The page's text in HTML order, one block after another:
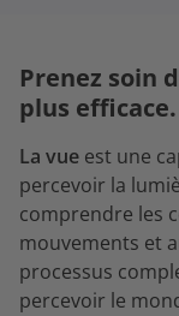
Prenez soin
plus efficace.
La vue est une
percevoir la
comprendre les
mouvements et
processus
percevoir le